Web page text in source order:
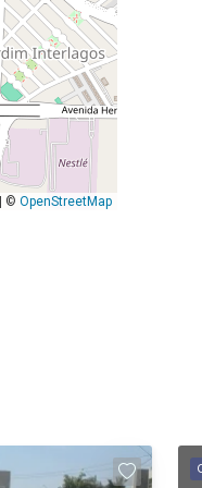
© OpenStreetMap